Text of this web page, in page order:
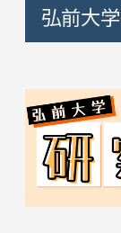
弘前大